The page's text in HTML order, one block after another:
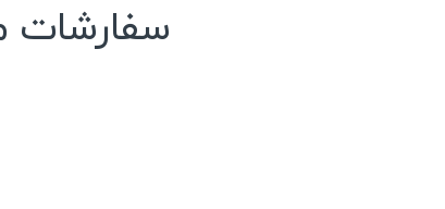
سفارشات